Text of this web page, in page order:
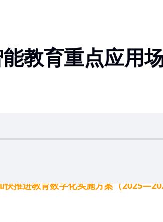
教育重点应用
推进教育数字化实施方案（